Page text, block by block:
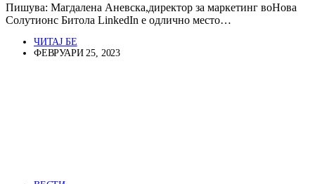
Пишува: Магдалена Аневска,директор за маркетинг воНова
Солутионс Битола LinkedIn е одлично место…
ЧИТАЈ БЕ
ФЕВРУАРИ 25, 2023